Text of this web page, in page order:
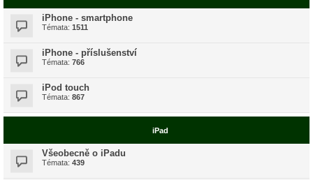
iPhone - smartphone
Témata: 1511
iPhone - příslušenství
Témata: 766
iPod touch
Témata: 867
iPad
Všeobecně o iPadu
Témata: 439